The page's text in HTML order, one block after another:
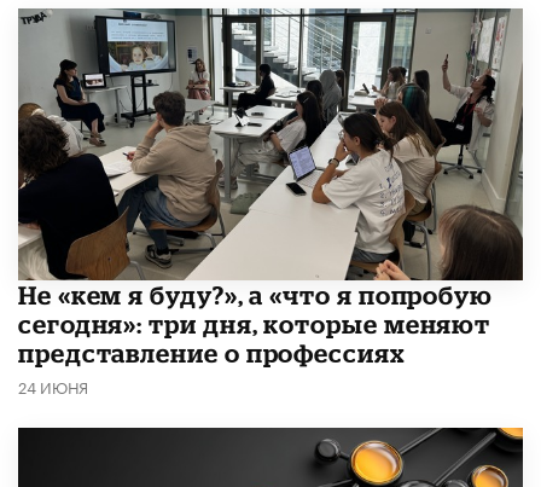
Не «кем я буду?», а «что я попробую
сегодня»: три дня, которые меняют
представление о профессиях
24 ИЮНЯ